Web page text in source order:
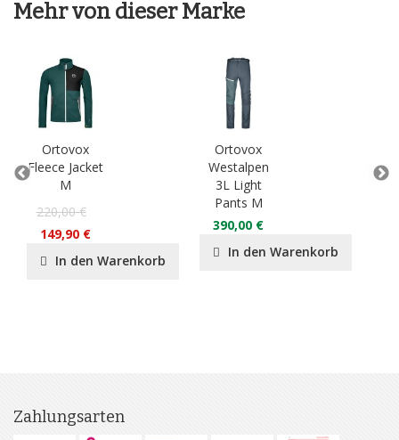
Mehr von dieser Marke
Ortovox
Fleece Jacket
M
220,00 €
149,90 €
In den Warenkorb
Ortovox
Westalpen
3L Light
Pants M
390,00 €
In den Warenkorb
Zahlungsarten